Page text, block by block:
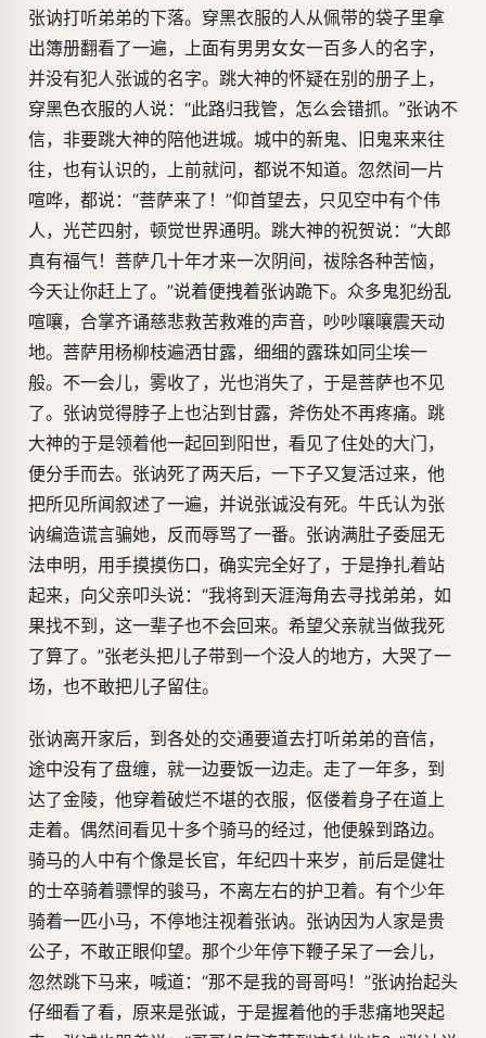
张讷打听弟弟的下落。穿黑衣服的人从佩带的袋子里拿
出簿册翻看了一遍，上面有男男女女一百多人的名字，
并没有犯人张诚的名字。跳大神的怀疑在别的册子上，
穿黑色衣服的人说：“此路归我管，怎么会错抓。”张讷不
信，非要跳大神的陪他进城。城中的新鬼、旧鬼来来往
往，也有认识的，上前就问，都说不知道。忽然间一片
喧哗，都说：“菩萨来了！”仰首望去，只见空中有个伟
人，光芒四射，顿觉世界通明。跳大神的祝贺说：“大郎
真有福气！菩萨几十年才来一次阴间，祓除各种苦恼，
今天让你赶上了。”说着便拽着张讷跪下。众多鬼犯纷乱
喧嚷，合掌齐诵慈悲救苦救难的声音，吵吵嚷嚷震天动
地。菩萨用杨柳枝遍洒甘露，细细的露珠如同尘埃一
般。不一会儿，雾收了，光也消失了，于是菩萨也不见
了。张讷觉得脖子上也沾到甘露，斧伤处不再疼痛。跳
大神的于是领着他一起回到阳世，看见了住处的大门，
便分手而去。张讷死了两天后，一下子又复活过来，他
把所见所闻叙述了一遍，并说张诚没有死。牛氏认为张
讷编造谎言骗她，反而辱骂了一番。张讷满肚子委屈无
法申明，用手摸摸伤口，确实完全好了，于是挣扎着站
起来，向父亲叩头说：“我将到天涯海角去寻找弟弟，如
果找不到，这一辈子也不会回来。希望父亲就当做我死
了算了。”张老头把儿子带到一个没人的地方，大哭了一
场，也不敢把儿子留住。
张讷离开家后，到各处的交通要道去打听弟弟的音信，
途中没有了盘缠，就一边要饭一边走。走了一年多，到
达了金陵，他穿着破烂不堪的衣服，伛偻着身子在道上
走着。偶然间看见十多个骑马的经过，他便躲到路边。
骑马的人中有个像是长官，年纪四十来岁，前后是健壮
的士卒骑着骠悍的骏马，不离左右的护卫着。有个少年
骑着一匹小马，不停地注视着张讷。张讷因为人家是贵
公子，不敢正眼仰望。那个少年停下鞭子呆了一会儿，
忽然跳下马来，喊道：“那不是我的哥哥吗！”张讷抬起头
仔细看了看，原来是张诚，于是握着他的手悲痛地哭起